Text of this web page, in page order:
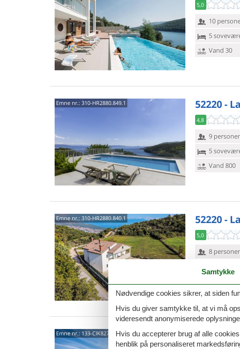
5,0
10
5
Vand 30
Emne nr.: 310-HR2880.849.1 52220 -
4,8
9 personer
5
Vand 800
Emne nr.: 310-HR2880.840.1 52220 -
5,0
8 personer
Emne nr.: 133-CIK827
Labin
Samtykke
Nødvendige cookies sikrer, at siden
Hvis du giver samtykke til, at vi må
videresendt anonymiserede
Hvis du accepterer brug af alle
henblik på personaliseret